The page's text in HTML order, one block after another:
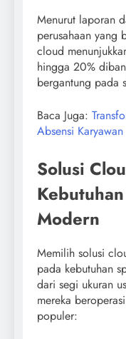
Menurut laporan
perusahaan yang
cloud
hingga 20%
bergantung pada
Baca Juga:
Absensi Karyawan
Solusi
Modern
Memilih solusi
pada kebutuhan
dari segi ukuran
mereka
populer: